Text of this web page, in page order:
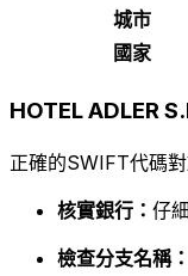
城市
國家
HOTEL ADLER
正確的SWIFT代碼
核實銀行： 仔
檢查分支名稱：